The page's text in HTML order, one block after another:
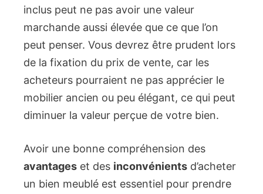
inclus peut ne pas avoir une valeur
marchande aussi élevée que ce que l’on
peut penser. Vous devrez être prudent lors
de la fixation du prix de vente, car les
acheteurs pourraient ne pas apprécier le
mobilier ancien ou peu élégant, ce qui peut
diminuer la valeur perçue de votre bien.
Avoir une bonne compréhension des
avantages et des inconvénients d’acheter
un bien meublé est essentiel pour prendre